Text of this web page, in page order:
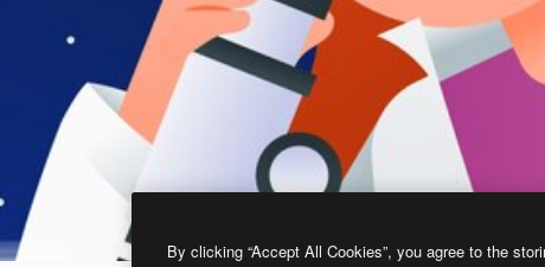
By clicking “Accept All Cookies”, you agree to the